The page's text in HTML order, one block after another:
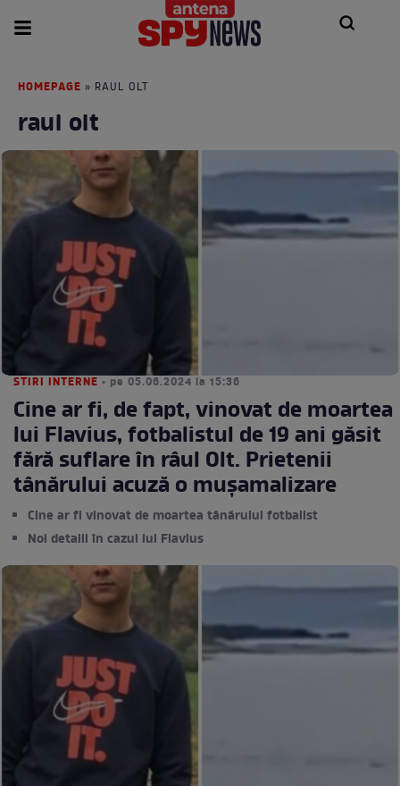
HOMEPAGE » RAUL OLT
raul olt
STIRI INTERNE • pe 05.06.2024 la 15:36
Cine ar fi, de fapt, vinovat de moartea
lui Flavius, fotbalistul de 19 ani găsit
fără suflare în râul Olt. Prietenii
tânărului acuză o mușamalizare
Cine ar fi vinovat de moartea tânărului fotbalist
Noi detalii în cazul lui Flavius